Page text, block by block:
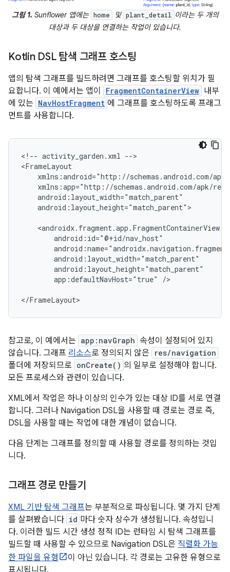
그림 1. Sunflower 앱에는 home 및 plant_detail 이라는 두 개의
대상과 두 대상을 연결하는 작업이 있습니다.
Kotlin DSL 탐색 그래프 호스팅
앱의 탐색 그래프를 빌드하려면 그래프를 호스팅할 위치가 필
요합니다. 이 예에서는 앱이
FragmentContainerView 내부
에 있는 NavHostFragment 에 그래프를 호스팅하도록 프래그
먼트를 사용합니다.
<!-- activity_garden.xml -->
android:layout_height="match_parent">
app:defaultNavHost="true"
/>
참고로, 이 예에서는 app:navGraph 속성이 설정되어 있지
않습니다. 그래프 리소스로 정의되지 않은 res/navigation
폴더에 저장되므로 onCreate() 의 일부로 설정해야 합니다.
모든 프로세스와 관련이 있습니다.
XML에서 작업은 하나 이상의 인수가 있는 대상 ID를 서로 연결
합니다. 그러나 Navigation DSL을 사용할 때 경로는 경로 즉,
DSL을 사용할 때는 작업에 대한 개념이 없습니다.
다음 단계는 그래프를 정의할 때 사용할 경로를 정의하는 것입
니다.
그래프 경로 만들기
XML 기반 탐색 그래프는 부분적으로 파싱됩니다. 몇 가지 단계
를 살펴봤습니다 id 마다 숫자 상수가 생성됩니다. 속성입니
다. 이러한 빌드 시간 생성 정적 ID는 런타임 시 탐색 그래프를
빌드할 때 사용할 수 있으므로 Navigation DSL은 직렬화 가능
한 파일을 유형
이 아닌 있습니다. 각 경로는 고유한 유형으로
표시됩니다.